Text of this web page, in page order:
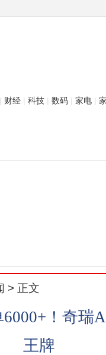
| 财经 | 科技 | 数码 | 家电 |
> 正文
！奇瑞
王牌